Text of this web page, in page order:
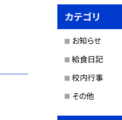
カテゴリ
お知らせ
給食日記
校内行事
その他